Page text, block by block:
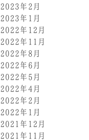
2023年2月
2023年1月
2022年12月
2022年11月
2022年8月
2022年6月
2022年5月
2022年4月
2022年2月
2022年1月
2021年12月
2021年11月